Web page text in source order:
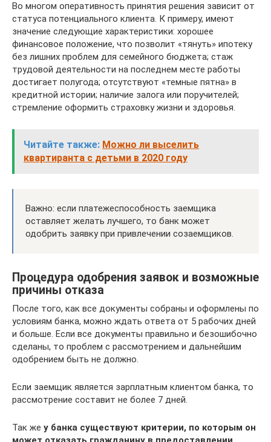
Во многом оперативность принятия решения зависит от
статуса потенциального клиента. К примеру, имеют
значение следующие характеристики: хорошее
финансовое положение, что позволит «тянуть» ипотеку
без лишних проблем для семейного бюджета; стаж
трудовой деятельности на последнем месте работы
достигает полугода; отсутствуют «темные пятна» в
кредитной истории; наличие залога или поручителей;
стремление оформить страховку жизни и здоровья.
Читайте также: Можно ли выселить
квартиранта с детьми в 2020 году
Важно: если платежеспособность заемщика
оставляет желать лучшего, то банк может
одобрить заявку при привлечении созаемщиков.
Процедура одобрения заявок и возможные
причины отказа
После того, как все документы собраны и оформлены по
условиям банка, можно ждать ответа от 5 рабочих дней
и больше. Если все документы правильно и безошибочно
сделаны, то проблем с рассмотрением и дальнейшим
одобрением быть не должно.
Если заемщик является зарплатным клиентом банка, то
рассмотрение составит не более 7 дней.
Так же у банка существуют критерии, по которым он